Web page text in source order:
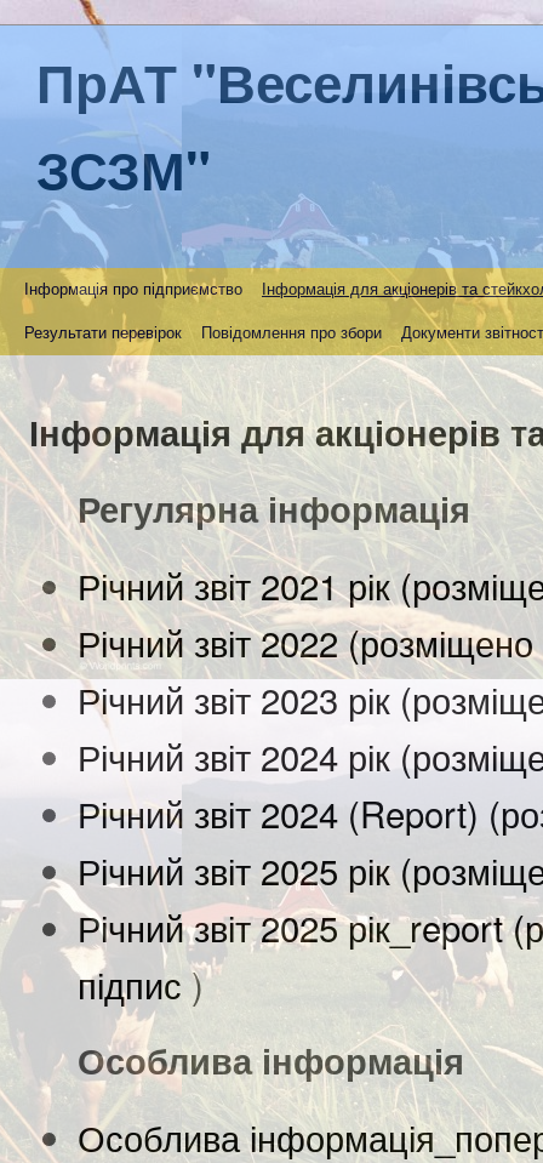
ПрАТ
ЗСЗМ"
Інформація про підприємство Інформація для акціонерів та
Результати перевірок Повідомлення про збори Документи
Інформація для акціонерів
Регулярна інформація
Річний звіт 2021 рік
Річний звіт 2022
Річний звіт 2023 рік
Річний звіт 2024 рік
Річний звіт 2024 (Report)
Річний звіт 2025 рік
Річний звіт 2025
підпис )
Особлива інформація
Особлива